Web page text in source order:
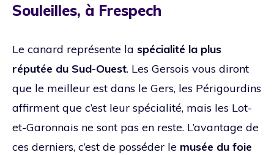
Souleilles, à Frespech
Le canard représente la spécialité la plus
réputée du Sud-Ouest. Les Gersois vous diront
que le meilleur est dans le Gers, les Périgourdins
affirment que c’est leur spécialité, mais les Lot-
et-Garonnais ne sont pas en reste. L’avantage de
ces derniers, c’est de posséder le musée du foie